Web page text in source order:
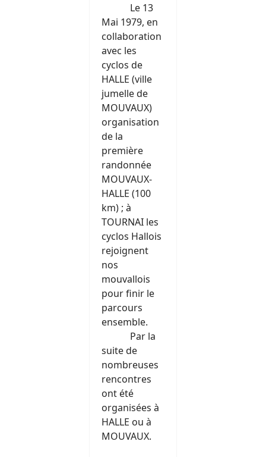
Le 13
Mai 1979, en
collaboration
avec les
cyclos de
HALLE (ville
jumelle de
MOUVAUX)
organisation
de la
première
randonnée
MOUVAUX-
HALLE (100
km) ; à
TOURNAI les
cyclos Hallois
rejoignent
nos
mouvallois
pour finir le
parcours
ensemble.
Par la
suite de
nombreuses
rencontres
ont été
organisées à
HALLE ou à
MOUVAUX.